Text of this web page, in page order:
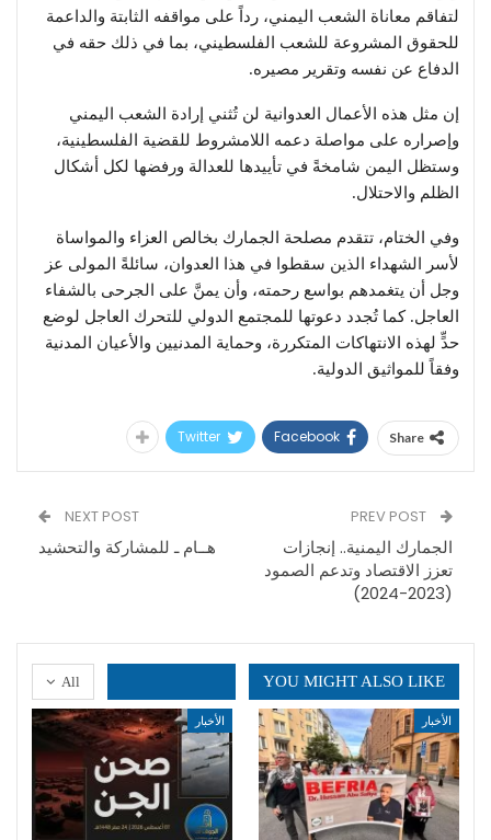
لتفاقم معاناة الشعب اليمني، رداً على مواقفه الثابتة والداعمة
للحقوق المشروعة للشعب الفلسطيني، بما في ذلك حقه في
الدفاع عن نفسه وتقرير مصيره.
إن مثل هذه الأعمال العدوانية لن تُثني إرادة الشعب اليمني
وإصراره على مواصلة دعمه اللامشروط للقضية الفلسطينية،
وستظل اليمن شامخةً في تأييدها للعدالة ورفضها لكل أشكال
الظلم والاحتلال.
وفي الختام، تتقدم مصلحة الجمارك بخالص العزاء والمواساة
لأسر الشهداء الذين سقطوا في هذا العدوان، سائلةً المولى عز
وجل أن يتغمدهم بواسع رحمته، وأن يمنَّ على الجرحى بالشفاء
العاجل. كما تُجدد دعوتها للمجتمع الدولي للتحرك العاجل لوضع
حدٍّ لهذه الانتهاكات المتكررة، وحماية المدنيين والأعيان المدنية
وفقاً للمواثيق الدولية.
Share
Facebook
Twitter
الجمارك اليمنية.. إنجازات
تعزز الاقتصاد وتدعم الصمود
(2023-2024)
NEXT POST
هــام ـ للمشاركة والتحشيد
All YOU MIGHT ALSO LIKE
الأخبار الأخبار